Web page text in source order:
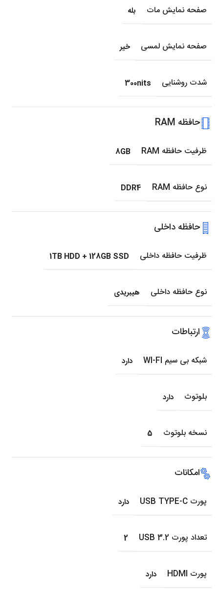
صفحه نمایش مات بله
صفحه نمایش لمسی خیر
شدت روشنایی 300nits
حافظه RAM
ظرفیت حافظه RAM 8GB
نوع حافظه RAM DDR4
حافظه داخلی
ظرفیت حافظه داخلی 1TB HDD + 128GB SSD
نوع حافظه داخلی هیبریدی
ارتباطات
شبکه بی سیم WI-FI دارد
بلوتوث دارد
نسخه بلوتوث 5
امکانات
پورت USB TYPE-C دارد
تعداد پورت USB 3.2 2
پورت HDMI دارد